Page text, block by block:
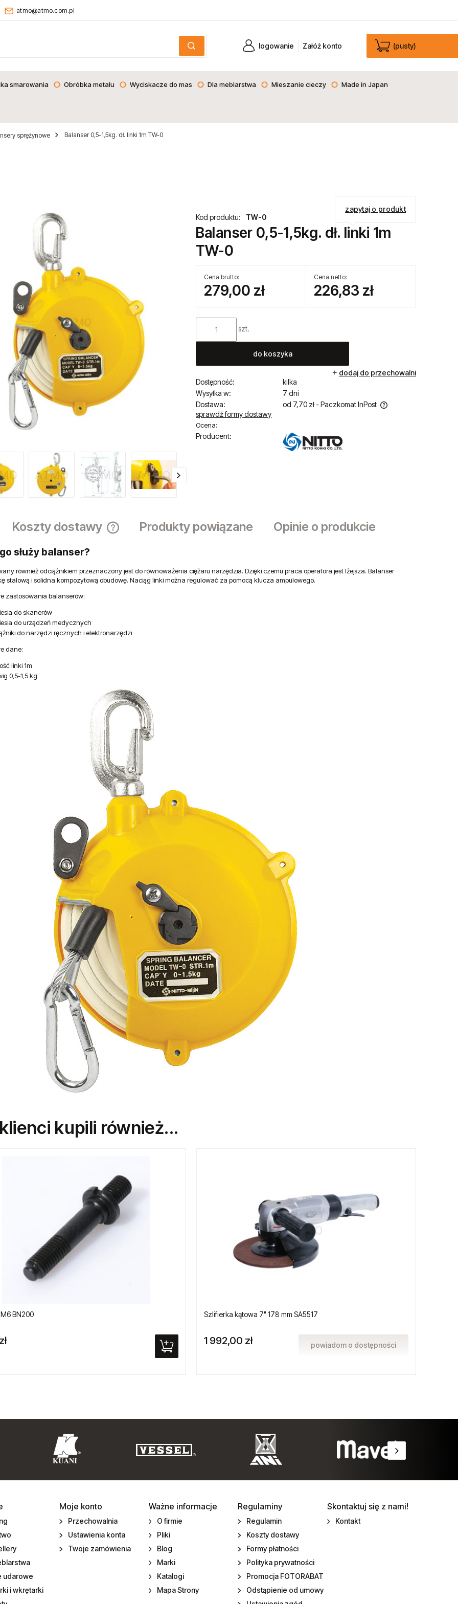
atmo@atmo.com.pl
(pusty)
Załóż konto
logowanie
smarowania Obróbka metalu Wyciskacze do mas Dla meblarstwa Mieszanie cieczy Made in Japan
sprężynowe Balanser 0,5-1,5kg. dł. linki 1m TW-0
Balanser 0,5-1,5kg. dł. linki 1m
TW-0
Cena brutto:
279,00 zł
Cena netto:
226,83 zł
szt.
do koszyka
dodaj do przechowalni
Dostępność:
kilka
Wysyłka w:
7 dni
Dostawa:
od 7,70 zł - Paczkomat InPost
sprawdź formy dostawy
Ocena:
Producent:
Kod produktu: TW-0
zapytaj o produkt
Koszty dostawy Produkty powiązane Opinie o produkcie
służy balanser?
również odciążnikiem przeznaczony jest do równoważenia ciężaru narzędzia. Dzięki czemu praca operatora jest lżejsza. Balanser
stalową i solidna kompozytową obudowę. Naciąg linki można regulować za pomocą klucza ampulowego.
zastosowania balanserów:
do skanerów
do urządzeń medycznych
do narzędzi ręcznych i elektronarzędzi
dane:
linki 1m
0,5-1,5 kg
kupili również...
BN200 Szlifierka kątowa 7" 178 mm SA5517
1 992,00 zł powiadom o dostępności
udarowe
i wkrętarki
Moje konto
Przechowalnia
Ustawienia konta
Twoje zamówienia
Ważne informacje
O firmie
Pliki
Blog
Marki
Katalogi
Mapa Strony
Regulaminy
Regulamin
Koszty dostawy
Formy płatności
Polityka prywatności
Promocja FOTORABAT
Odstąpienie od umowy
Skontaktuj się z nami!
Kontakt